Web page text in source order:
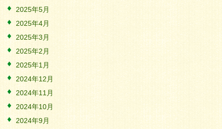
2025年5月
2025年4月
2025年3月
2025年2月
2025年1月
2024年12月
2024年11月
2024年10月
2024年9月